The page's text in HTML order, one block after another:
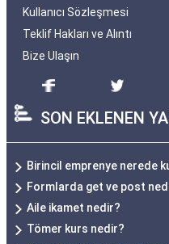
Kullanıcı Sözleşmesi
Teklif Hakları ve Alıntı
Bize Ulaşın
SON EKLENEN
Birincil emprenye nerede
Formlarda get ve post
Aile ikamet nedir?
Tömer kurs nedir?